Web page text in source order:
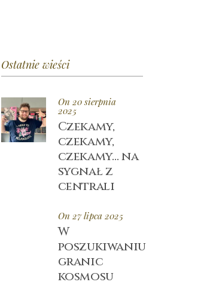
Ostatnie wieści
On 20 sierpnia
2025
Czekamy,
czekamy,
czekamy… na
sygnał z
centrali
On 27 lipca 2025
W
poszukiwaniu
granic
kosmosu